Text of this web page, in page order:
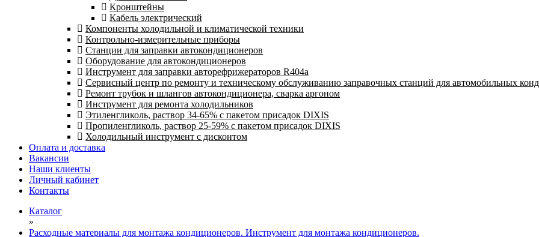
Кронштейны
Кабель электрический
Компоненты холодильной и климатической техники
Контрольно-измерительные приборы
Станции для заправки автокондиционеров
Оборудование для автокондиционеров
Инструмент для заправки авторефрижераторов R404a
Сервисный центр по ремонту и техническому обслуживанию заправочных станций для автомобильных
Ремонт трубок и шлангов автокондиционера, сварка аргоном
Инструмент для ремонта холодильников
Этиленгликоль, раствор 34-65% с пакетом присадок DIXIS
Пропиленгликоль, раствор 25-59% с пакетом присадок DIXIS
Холодильный инструмент с дисконтом
Оплата и доставка
Вакансии
Наши клиенты
Личный кабинет
Контакты
Каталог
»
Расходные материалы для монтажа кондиционеров. Инструмент для монтажа кондиционеров.